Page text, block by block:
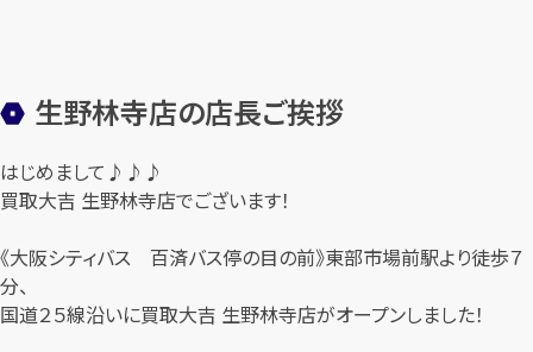
生野林寺店の店長ご挨拶
はじめまして♪♪♪
買取大吉 生野林寺店でございます！
《大阪シティバス 百済バス停の目の前》東部市場前駅より徒歩７
分、
国道２５線沿いに買取大吉 生野林寺店がオープンしました！